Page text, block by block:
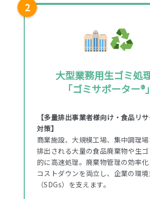
2
大型業務用生ゴミ処
「ゴミサポーター®」
【多量排出事業者様向け・食品リ
対策】
商業施設、大規模工場、集中調理
排出される大量の食品廃棄物や生
的に高速処理。廃棄物管理の効率
コストダウンを両立し、企業の環
（SDGs）を支えます。